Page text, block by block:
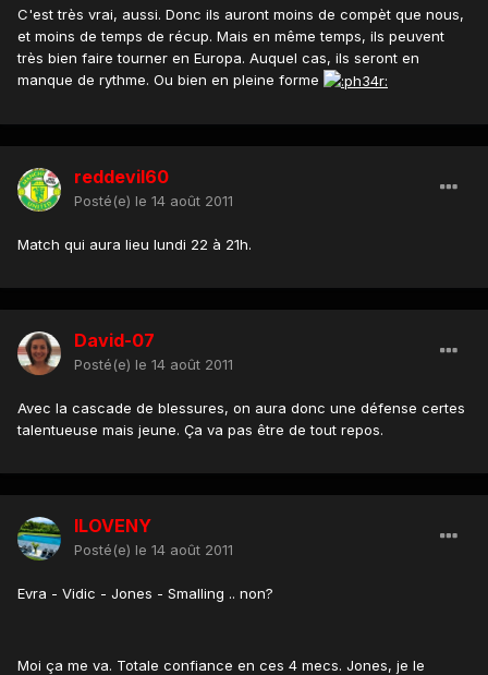
C'est très vrai, aussi. Donc ils auront moins de compèt que nous,
et moins de temps de récup. Mais en même temps, ils peuvent
très bien faire tourner en Europa. Auquel cas, ils seront en
manque de rythme. Ou bien en pleine forme
reddevil60
Posté(e) le 14 août 2011
Match qui aura lieu lundi 22 à 21h.
David-07
Posté(e) le 14 août 2011
Avec la cascade de blessures, on aura donc une défense certes
talentueuse mais jeune. Ça va pas être de tout repos.
ILOVENY
Posté(e) le 14 août 2011
Evra - Vidic - Jones - Smalling .. non?
Moi ça me va. Totale confiance en ces 4 mecs. Jones, je le